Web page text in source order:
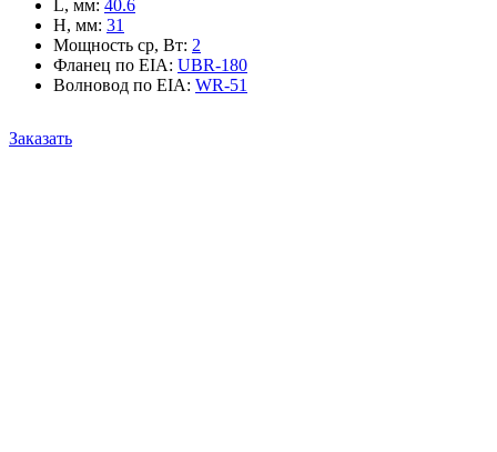
L, мм: 40.6
H, мм: 31
Мощность ср, Вт: 2
Фланец по EIA: UBR-180
Волновод по EIA: WR-51
Заказать